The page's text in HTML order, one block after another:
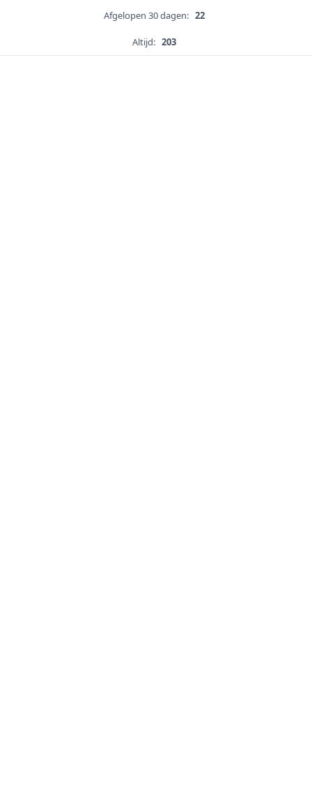
Afgelopen 30 dagen: 22
Altijd: 203